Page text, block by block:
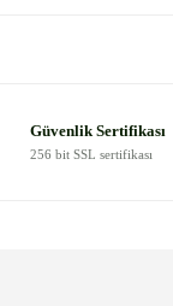
Güvenlik Sertifikası
256 bit SSL sertifikası